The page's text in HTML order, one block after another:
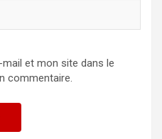
et mon site dans le
commentaire.